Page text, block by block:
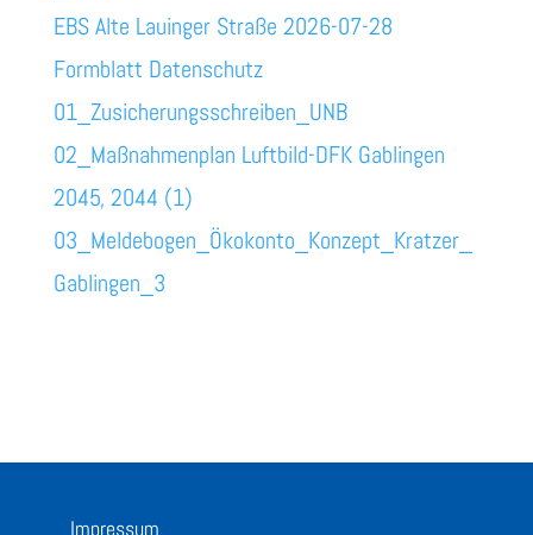
EBS Alte Lauinger Straße 2026-07-28
Formblatt Datenschutz
01_Zusicherungsschreiben_UNB
02_Maßnahmenplan Luftbild-DFK Gablingen
2045, 2044 (1)
03_Meldebogen_Ökokonto_Konzept_Kratzer_
Gablingen_3
Impressum